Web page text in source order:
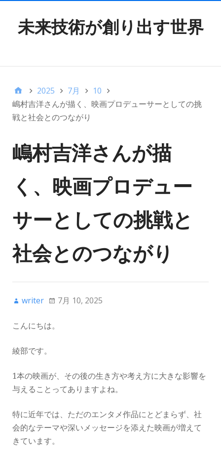
未来技術が創り出す世界
2025 7月
10
嶋村吉洋さんが描く、映画プロデューサーとしての挑
戦と社会とのつながり
嶋村吉洋さんが描
く、映画プロデュー
サーとしての挑戦と
社会とのつながり
writer 7月 10, 2025
こんにちは。
綾部です。
1本の映画が、その後の生き方や考え方に大きな影響を
与えることってありますよね。
特に近年では、ただのエンタメ作品にとどまらず、社
会的なテーマや深いメッセージを添えた映画が増えて
きています。